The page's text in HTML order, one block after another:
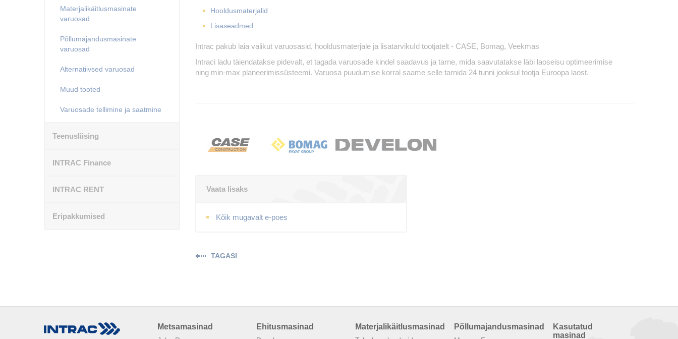
Hooldusmaterjalid
Lisaseadmed
Intrac pakub laia valikut varuosasid, hooldusmaterjale ja lisatarvikuId tootjatelt - CASE, Bomag, Veekmas
Intraci ladu täiendatakse pidevalt, et tagada varuosade kindel saadavus ja tarne, mida saavutatakse läbi laoseisu optimeerimise
ning min-max planeerimissüsteemi. Varuosa puudumise korral saame selle tarnida 24 tunni jooksul tootja Euroopa laost.
Vaata lisaks
Kõik mugavalt e-poes
TAGASI
Materjalikäitlusmasinate
varuosad
Põllumajandusmasinate
varuosad
Alternatiivsed varuosad
Muud tooted
Varuosade tellimine ja saatmine
Teenusliising
INTRAC Finance
INTRAC RENT
Eripakkumised
Metsamasinad Ehitusmasinad Materjalikäitlusmasinad Põllumajandusmasinad
Kasutatud
masinad